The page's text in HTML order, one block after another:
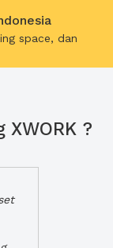
space, dan
?